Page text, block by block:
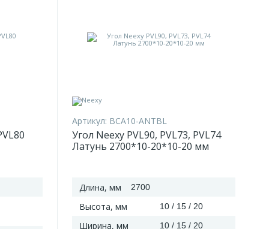
Артикул: BCA10-ANTBL
Угол Neexy PVL90, PVL73, PVL74
Латунь 2700*10-20*10-20 мм
Длина, мм 2700
Высота, мм 10 / 15 / 20
Ширина, мм 10 / 15 / 20